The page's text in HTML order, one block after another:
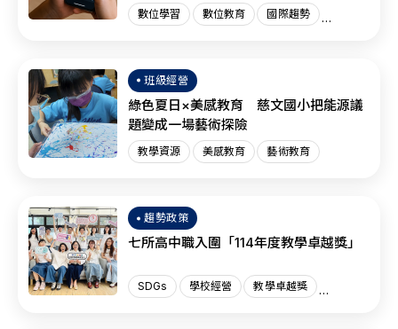
數位學習 數位教育 國際趨勢
班級經營
綠色夏日×美感教育 慈文國小把能源議
題變成一場藝術探險
教學資源 美感教育 藝術教育
趨勢政策
七所高中職入圍「114年度教學卓越獎」
SDGs 學校經營 教學卓越獎